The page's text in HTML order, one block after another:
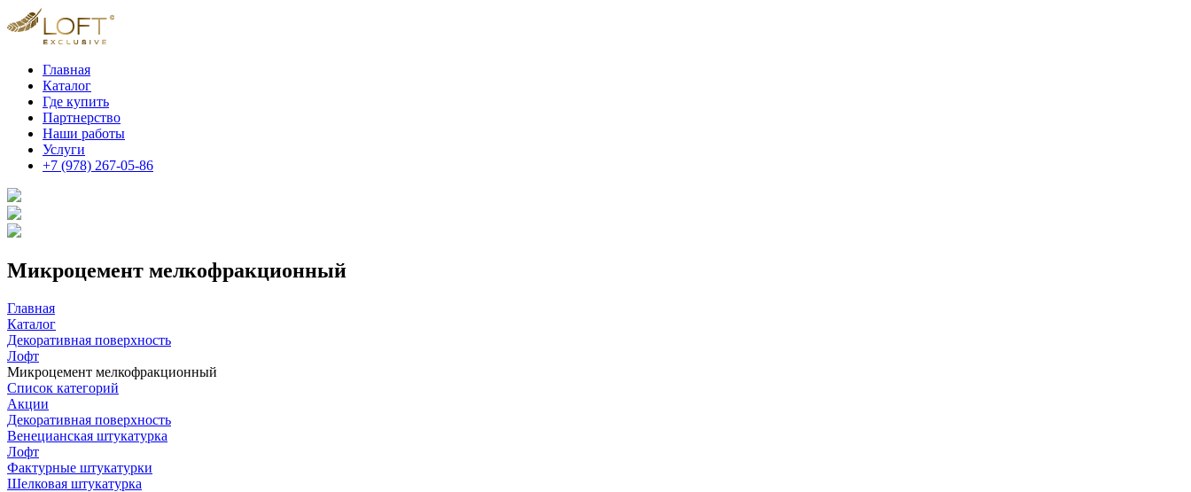
Главная
Каталог
Где купить
Партнерство
Наши работы
Услуги
+7 (978) 267-05-86
Микроцемент мелкофракционный
Главная
Каталог
Декоративная поверхность
Лофт
Микроцемент мелкофракционный
Список категорий
Акции
Декоративная поверхность
Венецианская штукатурка
Лофт
Фактурные штукатурки
Шелковая штукатурка